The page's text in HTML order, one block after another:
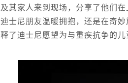
及其家人来到现场，分享了他们
迪士尼朋友温暖拥抱，还是在奇
释了迪士尼愿望为与重疾抗争的